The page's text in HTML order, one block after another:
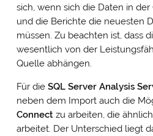
sich, wenn sich die Daten in
und die Berichte die neuesten
müssen. Zu beachten ist, dass
wesentlich von der
Quelle abhängen.
Für die SQL Server Analysis
neben dem Import auch die
Connect zu arbeiten, die
arbeitet. Der Unterschied liegt